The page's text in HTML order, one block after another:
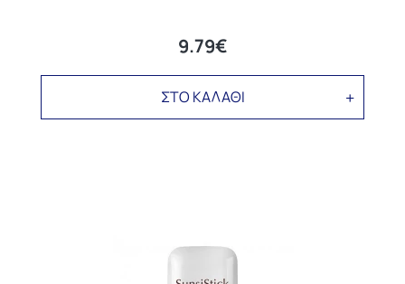
9.79€
ΣΤΟ ΚΑΛΑΘΙ